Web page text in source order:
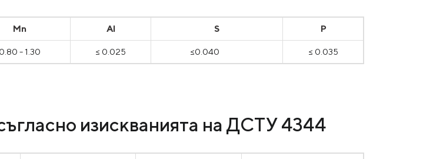
Mn Al S P
0.80 - 1.30 ≤ 0.025 ≤0.040 ≤ 0.035
изискванията на ДСТУ 4344